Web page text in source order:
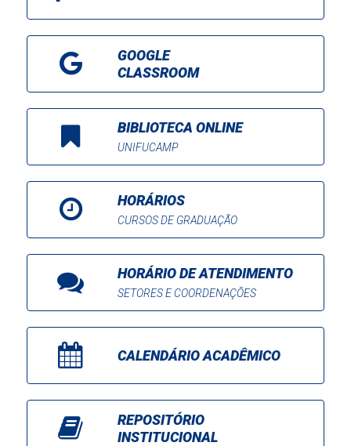
GOOGLE
CLASSROOM
BIBLIOTECA ONLINE
UNIFUCAMP
HORÁRIOS
CURSOS DE GRADUAÇÃO
HORÁRIO DE ATENDIMENTO
SETORES E COORDENAÇÕES
CALENDÁRIO ACADÊMICO
REPOSITÓRIO
INSTITUCIONAL